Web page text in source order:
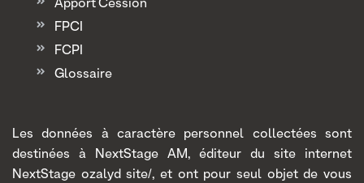
Apport Cession
FPCI
FCPI
Glossaire
Les données à caractère personnel collectées sont
destinées à NextStage AM, éditeur du site internet
NextStage ozalyd site/, et ont pour seul objet de vous